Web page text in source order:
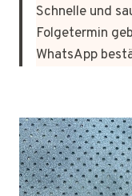
Schnelle und
Folgetermin
WhatsApp